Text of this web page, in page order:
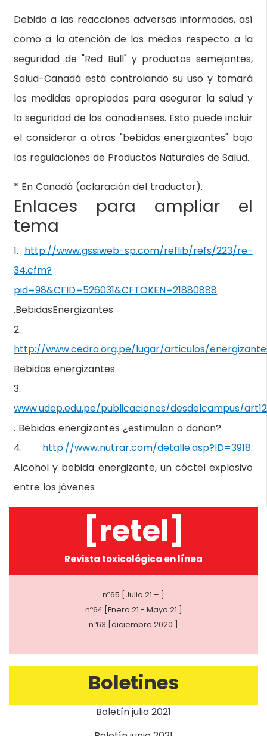
Debido a las reacciones adversas informadas, así
como a la atención de los medios respecto a la
seguridad de "Red Bull" y productos semejantes,
Salud-Canadá está controlando su uso y tomará
las medidas apropiadas para asegurar la salud y
la seguridad de los canadienses. Esto puede incluir
el considerar a otras "bebidas energizantes" bajo
las regulaciones de Productos Naturales de Salud.
* En Canadá (aclaración del traductor).
Enlaces para ampliar el
tema
1. http://www.gssiweb-sp.com/reflib/refs/223/re-
34.cfm?
pid=98&CFID=526031&CFTOKEN=21880888
.BebidasEnergizantes
2.
http://www.cedro.org.pe/lugar/articulos/
Bebidas energizantes.
3.
www.udep.edu.pe/publicaciones/desdelcampus/
. Bebidas energizantes ¿estimulan o dañan?
4. http://www.nutrar.com/detalle.asp?ID=3918.
Alcohol y bebida energizante, un cóctel explosivo
entre los jóvenes
[retel]
Revista toxicológica en línea
nº65 [Julio 21 – ]
nº64 [Enero 21 - Mayo 21 ]
nº63 [diciembre 2020 ]
Boletines
Boletín julio 2021